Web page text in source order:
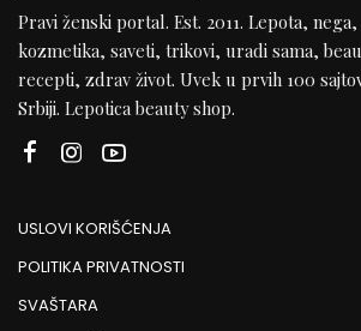
Pravi ženski portal. Est. 2011. Lepota, nega,
kozmetika, saveti, trikovi, uradi sama,
recepti, zdrav život. Uvek u prvih 100
Srbiji. Lepotica beauty shop.
USLOVI KORIŠĆENJA
POLITIKA PRIVATNOSTI
SVAŠTARA